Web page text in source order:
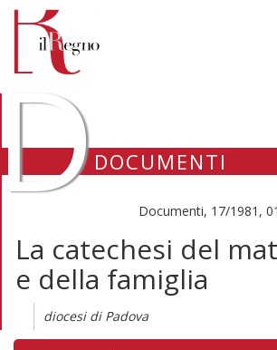
DOCUMENTI
Documenti, 17/1981,
La catechesi del
e della famiglia
diocesi di Padova